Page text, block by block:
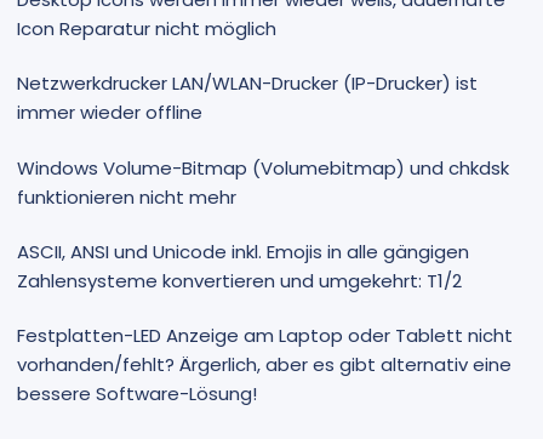
Icon Reparatur nicht möglich
Netzwerkdrucker LAN/WLAN-Drucker (IP-Drucker) ist
immer wieder offline
Windows Volume-Bitmap (Volumebitmap) und chkdsk
funktionieren nicht mehr
ASCII, ANSI und Unicode inkl. Emojis in alle gängigen
Zahlensysteme konvertieren und umgekehrt: T1/2
Festplatten-LED Anzeige am Laptop oder Tablett nicht
vorhanden/fehlt? Ärgerlich, aber es gibt alternativ eine
bessere Software-Lösung!